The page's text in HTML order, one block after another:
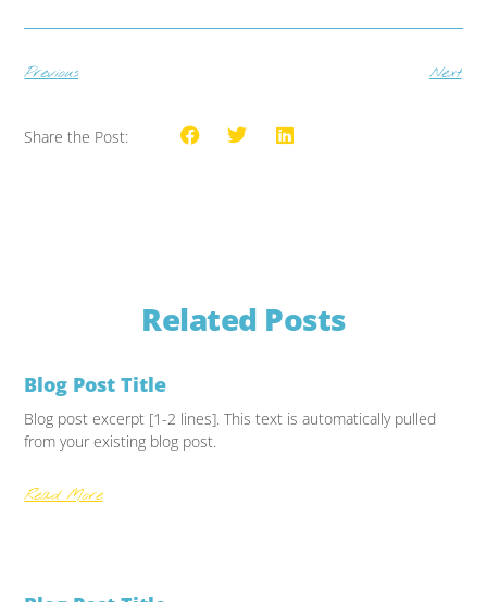
Previous Next
Share the Post:
Related Posts
Blog Post Title
Blog post excerpt [1-2 lines]. This text is automatically pulled
from your existing blog post.
Read More